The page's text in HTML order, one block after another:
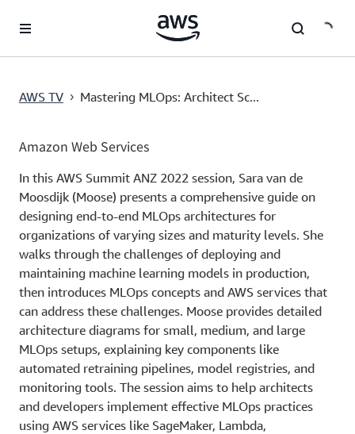
AWS TV › Mastering MLOps: Architect Sc...
Amazon Web Services
In this AWS Summit ANZ 2022 session, Sara van de
Moosdijk (Moose) presents a comprehensive guide on
designing end-to-end MLOps architectures for
organizations of varying sizes and maturity levels. She
walks through the challenges of deploying and
maintaining machine learning models in production,
then introduces MLOps concepts and AWS services that
can address these challenges. Moose provides detailed
architecture diagrams for small, medium, and large
MLOps setups, explaining key components like
automated retraining pipelines, model registries, and
monitoring tools. The session aims to help architects
and developers implement effective MLOps practices
using AWS services like SageMaker, Lambda,